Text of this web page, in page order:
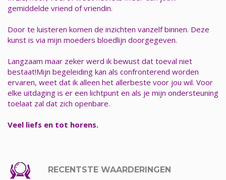
gemiddelde vriend of vriendin.
Door te luisteren komen de inzichten vanzelf binnen. Deze
kunst is via mijn moeders bloedlijn doorgegeven.
Langzaam maar zeker werd ik bewust dat toeval niet
bestaat!Mijn begeleiding kan als confronterend worden
ervaren, weet dat ik alleen het allerbeste voor jou wil. Voor
elke uitdaging is er een lichtpunt en als je mijn ondersteuning
toelaat zal dat zich openbare.
Veel liefs en tot horens.
RECENTSTE WAARDERINGEN